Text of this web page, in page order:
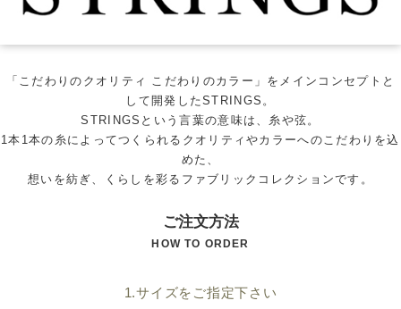
ご注文方法
HOW TO ORDER
1.サイズをご指定下さい
「こだわりのクオリティ こだわりのカラー」をメインコンセプトと
して開発したSTRINGS。
STRINGSという言葉の意味は、糸や弦。
1本1本の糸によってつくられるクオリティやカラーへのこだわりを込
めた、
想いを紡ぎ、くらしを彩るファブリックコレクションです。